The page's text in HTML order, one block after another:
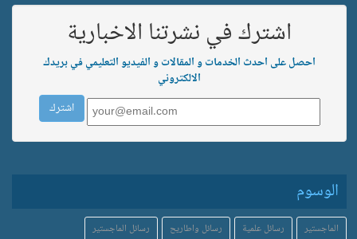
اشترك في نشرتنا الاخبارية
احصل على احدث الخدمات و المقالات و الفيديو التعليمي في بريدك
الالكتروني
الوسوم
الماجستير رسائل علمية رسائل واطاريح
رسائل الماجستير